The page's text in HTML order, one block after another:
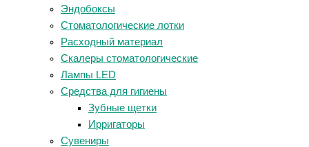
Эндобоксы
Стоматологические лотки
Расходный материал
Скалеры стоматологические
Лампы LED
Средства для гигиены
Зубные щетки
Ирригаторы
Сувениры